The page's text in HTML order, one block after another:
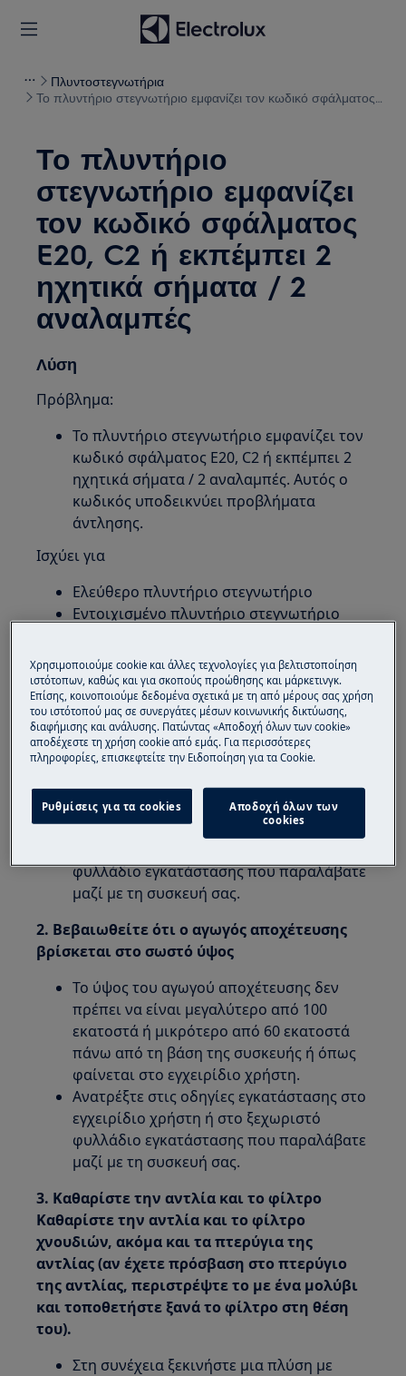
Πλυντοστεγνωτήρια
Το πλυντήριο στεγνωτήριο εμφανίζει τον κωδικό σφάλματος
Το πλυντήριο
στεγνωτήριο εμφανίζει
τον κωδικό σφάλματος
E20, C2 ή εκπέμπει 2
ηχητικά σήματα / 2
αναλαμπές
Λύση
Πρόβλημα:
Το πλυντήριο στεγνωτήριο εμφανίζει τον
κωδικό σφάλματος E20, C2 ή εκπέμπει 2
ηχητικά σήματα / 2 αναλαμπές. Αυτός ο
κωδικός υποδεικνύει προβλήματα
άντλησης.
Ισχύει για
Ελεύθερο πλυντήριο στεγνωτήριο
Εντοιχισμένο πλυντήριο στεγνωτήριο
1. Βεβαιωθείτε ότι ο εύκαμπτος σωλήνας
αποστράγγισης βρίσκεται στη σωστή θέση
Ο εύκαμπτος σωλήνας αποστράγγισης
δεν πρέπει να προεκτείνεται για
περισσότερα από 10 εκατοστά μέσα στον
αγωγό αποχέτευσης.
Ανατρέξτε στις οδηγίες εγκατάστασης στο
φυλλάδιο εγκατάστασης που παραλάβατε
μαζί με τη συσκευή σας.
2. Βεβαιωθείτε ότι ο αγωγός αποχέτευσης
βρίσκεται στο σωστό ύψος
Το ύψος του αγωγού αποχέτευσης δεν
πρέπει να είναι μεγαλύτερο από 100
εκατοστά ή μικρότερο από 60 εκατοστά
πάνω από τη βάση της συσκευής ή όπως
φαίνεται στο εγχειρίδιο χρήστη.
Ανατρέξτε στις οδηγίες εγκατάστασης στο
εγχειρίδιο χρήστη ή στο ξεχωριστό
φυλλάδιο εγκατάστασης που παραλάβατε
μαζί με τη συσκευή σας.
3. Καθαρίστε την αντλία και το φίλτρο
Καθαρίστε την αντλία και το φίλτρο
χνουδιών, ακόμα και τα πτερύγια της
αντλίας (αν έχετε πρόσβαση στο πτερύγιο
της αντλίας, περιστρέψτε το με ένα μολύβι
και τοποθετήστε ξανά το φίλτρο στη θέση
του).
Στη συνέχεια ξεκινήστε μια πλύση με
Χρησιμοποιούμε cookie και άλλες τεχνολογίες για βελτιστοποίηση
ιστότοπων, καθώς και για σκοπούς προώθησης και μάρκετινγκ.
Επίσης, κοινοποιούμε δεδομένα σχετικά με τη από μέρους σας χρήση
του ιστότοπού μας σε συνεργάτες μέσων κοινωνικής δικτύωσης,
διαφήμισης και ανάλυσης. Πατώντας «Αποδοχή όλων των cookie»
αποδέχεστε τη χρήση cookie από εμάς. Για περισσότερες
πληροφορίες, επισκεφτείτε την Ειδοποίηση για τα Cookie.
Ρυθμίσεις για τα cookies
Αποδοχή όλων των
cookies